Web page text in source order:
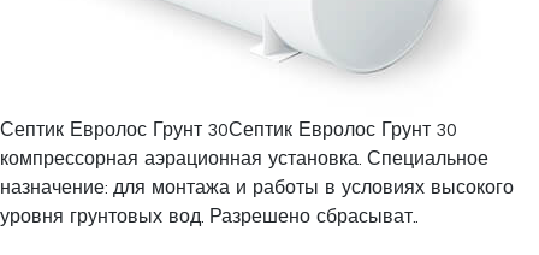
Септик Евролос Грунт 30Септик Евролос Грунт 30
компрессорная аэрационная установка. Специальное
назначение: для монтажа и работы в условиях высокого
уровня грунтовых вод. Разрешено сбрасыват..